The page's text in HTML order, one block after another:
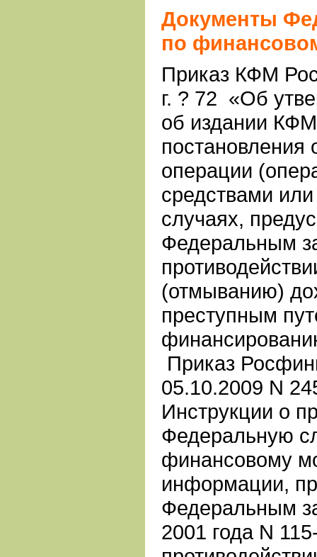
Документы
по
Приказ КФМ
г. ? 72 «Об
об издании
постановления
операции
средствами
случаях,
Федеральным
(отмыванию)
преступным
Приказ
05.10.2009 N
Инструкции о
Федеральную
финансовому
информации,
Федеральным
2001 года N